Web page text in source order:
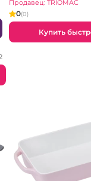
Продавец: TRIOMAC
0(0)
Купить